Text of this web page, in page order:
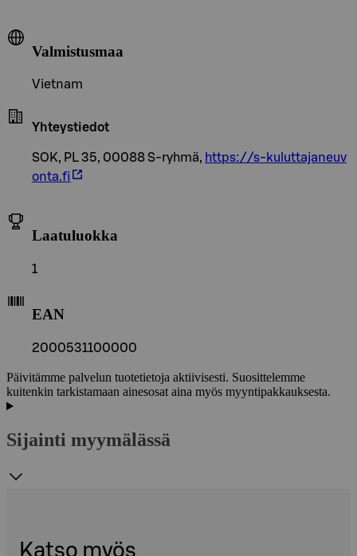
Valmistusmaa
Vietnam
Yhteystiedot
SOK, PL 35, 00088 S-ryhmä, https://s-kuluttajaneuv
onta.fi
Laatuluokka
1
EAN
2000531100000
Päivitämme palvelun tuotetietoja aktiivisesti. Suosittelemme
kuitenkin tarkistamaan ainesosat aina myös myyntipakkauksesta.
Sijainti myymälässä
Katso myös